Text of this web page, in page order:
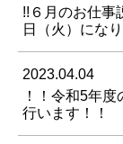
!!６月のお仕事
日（火）にな
2023.04.04
！！令和5年
行います！！